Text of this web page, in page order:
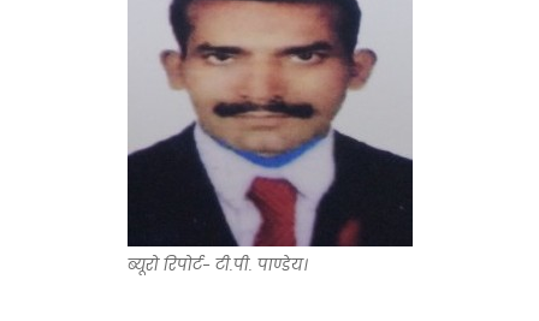
ब्यूरो रिपोर्ट- टी.पी. पाण्डेय।